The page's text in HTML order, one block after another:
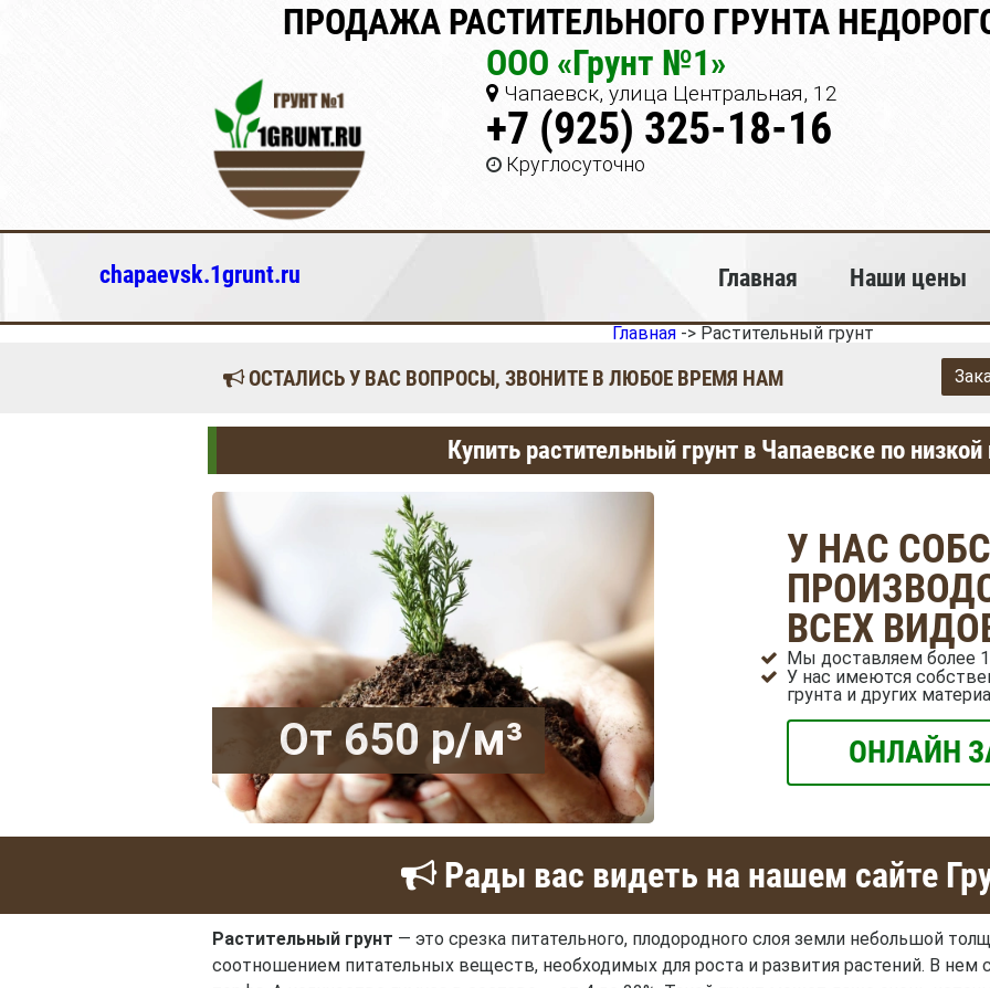
ПРОДАЖА РАСТИТЕЛЬНОГО ГРУНТА
ООО «Грунт №1»
Чапаевск, улица Центральная, 12
+7 (925) 325-18-16
Круглосуточно
chapaevsk.1grunt.ru Главная Наши цены
Главная-> Растительный грунт
ОСТАЛИСЬ У ВАС ВОПРОСЫ, ЗВОНИТЕ В ЛЮБОЕ ВРЕМЯ НАМ
Купить растительный грунт в Чапаевске по низкой
От 650 р/м³
У НАС
ВСЕХ
Мы доставляем более
У нас имеются
грунта и других
ОНЛАЙН
Рады вас видеть на нашем сайте
Растительный грунт — это срезка питательного, плодородного слоя земли небольшой
соотношением питательных веществ, необходимых для роста и развития растений. В нем